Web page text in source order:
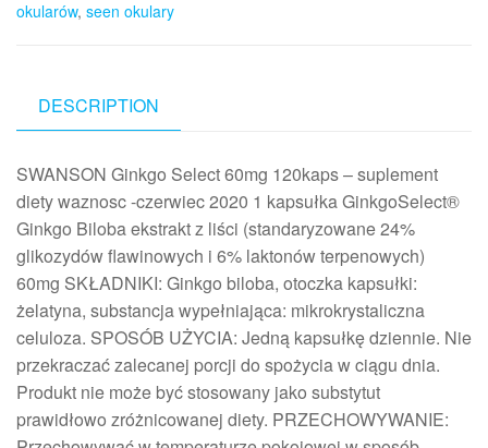
okularów, seen okulary
DESCRIPTION
SWANSON Ginkgo Select 60mg 120kaps – suplement
diety waznosc -czerwiec 2020 1 kapsułka GinkgoSelect®
Ginkgo Biloba ekstrakt z liści (standaryzowane 24%
glikozydów flawinowych i 6% laktonów terpenowych)
60mg SKŁADNIKI: Ginkgo biloba, otoczka kapsułki:
żelatyna, substancja wypełniająca: mikrokrystaliczna
celuloza. SPOSÓB UŻYCIA: Jedną kapsułkę dziennie. Nie
przekraczać zalecanej porcji do spożycia w ciągu dnia.
Produkt nie może być stosowany jako substytut
prawidłowo zróżnicowanej diety. PRZECHOWYWANIE: